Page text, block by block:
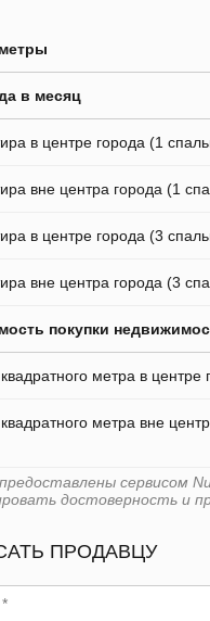
в месяц
в центре города (1
вне центра города (1
в центре города (3
вне центра города (3
покупки
метра в центре
метра вне
сервисом
достоверность и
ПРОДАВЦУ